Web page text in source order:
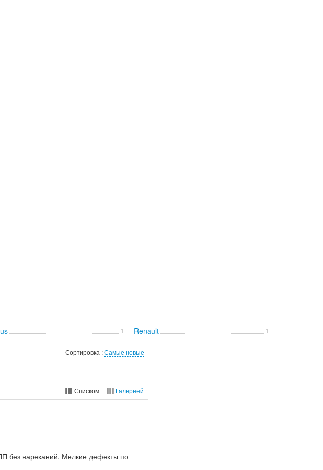
1 Renault 1
Сортировка :Самые новые
Списком Галереей
без нареканий. Мелкие дефекты по